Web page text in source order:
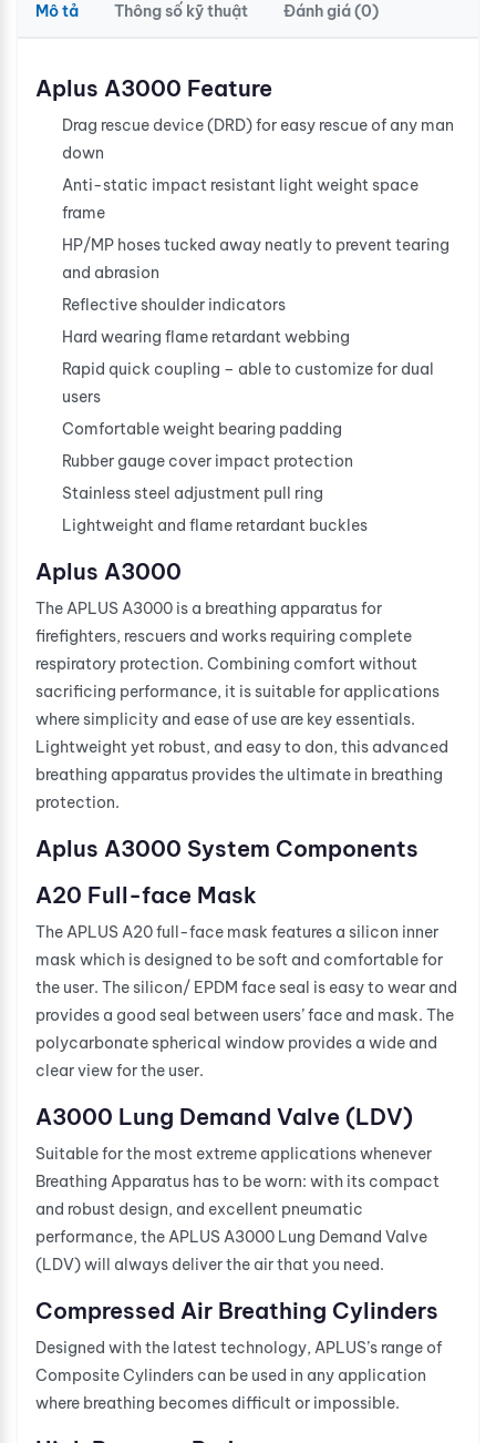
Mô tả Thông số kỹ thuật Đánh giá (0)
Aplus A3000 Feature
Drag rescue device (DRD) for easy rescue of any man
down
Anti-static impact resistant light weight space
frame
HP/MP hoses tucked away neatly to prevent tearing
and abrasion
Reflective shoulder indicators
Hard wearing flame retardant webbing
Rapid quick coupling – able to customize for dual
users
Comfortable weight bearing padding
Rubber gauge cover impact protection
Stainless steel adjustment pull ring
Lightweight and flame retardant buckles
Aplus A3000
The APLUS A3000 is a breathing apparatus for
firefighters, rescuers and works requiring complete
respiratory protection. Combining comfort without
sacrificing performance, it is suitable for applications
where simplicity and ease of use are key essentials.
Lightweight yet robust, and easy to don, this advanced
breathing apparatus provides the ultimate in breathing
protection.
Aplus A3000 System Components
A20 Full-face Mask
The APLUS A20 full-face mask features a silicon inner
mask which is designed to be soft and comfortable for
the user. The silicon/ EPDM face seal is easy to wear and
provides a good seal between users’ face and mask. The
polycarbonate spherical window provides a wide and
clear view for the user.
A3000 Lung Demand Valve (LDV)
Suitable for the most extreme applications whenever
Breathing Apparatus has to be worn: with its compact
and robust design, and excellent pneumatic
performance, the APLUS A3000 Lung Demand Valve
(LDV) will always deliver the air that you need.
Compressed Air Breathing Cylinders
Designed with the latest technology, APLUS’s range of
Composite Cylinders can be used in any application
where breathing becomes difficult or impossible.